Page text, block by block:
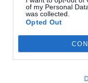
of my Personal
was collected.
Opted Out